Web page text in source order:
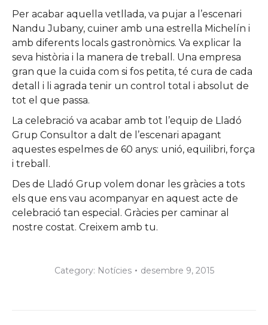
Per acabar aquella vetllada, va pujar a l’escenari
Nandu Jubany, cuiner amb una estrella Michelín i
amb diferents locals gastronòmics. Va explicar la
seva història i la manera de treball. Una empresa
gran que la cuida com si fos petita, té cura de cada
detall i li agrada tenir un control total i absolut de
tot el que passa.
La celebració va acabar amb tot l’equip de Lladó
Grup Consultor a dalt de l’escenari apagant
aquestes espelmes de 60 anys: unió, equilibri, força
i treball.
Des de Lladó Grup volem donar les gràcies a tots
els que ens vau acompanyar en aquest acte de
celebració tan especial. Gràcies per caminar al
nostre costat. Creixem amb tu.
Category: Notícies desembre 9, 2015